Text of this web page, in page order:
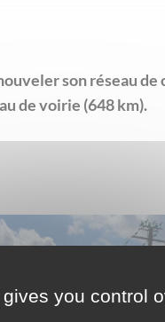
son réseau de
de voirie (648 km).
année pour créer,
son réseau de voirie
riverains ont aussi des
gives you control